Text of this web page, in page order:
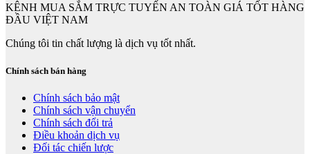
KÊNH MUA SẮM TRỰC TUYẾN AN TOÀN GIÁ TỐT HÀNG
ĐẦU VIỆT NAM
Chúng tôi tin chất lượng là dịch vụ tốt nhất.
Chính sách bán hàng
Chính sách bảo mật
Chính sách vận chuyển
Chính sách đổi trả
Điều khoản dịch vụ
Đối tác chiến lược